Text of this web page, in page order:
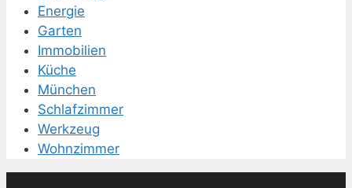
Energie
Garten
Immobilien
Küche
München
Schlafzimmer
Werkzeug
Wohnzimmer